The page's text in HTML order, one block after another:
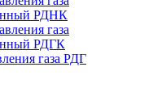
РДНК
газа
РДГК
газа РДГ